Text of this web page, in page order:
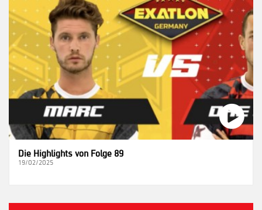
Die Highlights von Folge 89
19/02/2025